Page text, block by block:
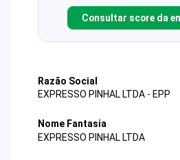
Consultar score da
Razão Social
EXPRESSO PINHAL LTDA - EPP
Nome Fantasia
EXPRESSO PINHAL LTDA